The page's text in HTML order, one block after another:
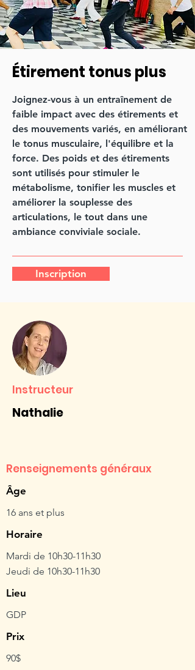
Étirement tonus plus
Joignez-vous à un entraînement de
faible impact avec des étirements et
des mouvements variés, en améliorant
le tonus musculaire, l'équilibre et la
force. Des poids et des étirements
sont utilisés pour stimuler le
métabolisme, tonifier les muscles et
améliorer la souplesse des
articulations, le tout dans une
ambiance conviviale sociale.
Inscription
Instructeur
Nathalie
Renseignements généraux
Âge
16 ans et plus
Horaire
Mardi de 10h30-11h30
Jeudi de 10h30-11h30
Lieu
GDP
Prix
90$